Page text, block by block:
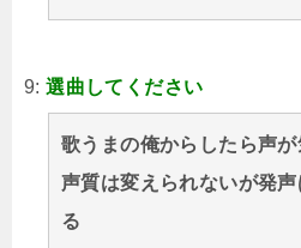
9:選曲してください
歌うまの俺からしたら声
声質は変えられないが発
る